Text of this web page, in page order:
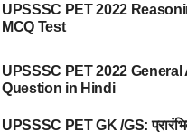
UPSSSC PET 2022
MCQ Test
UPSSSC PET 2022
Question in Hindi
UPSSSC PET GK /GS: प्रारंभिक